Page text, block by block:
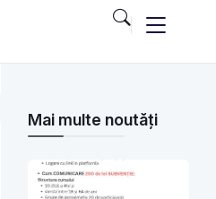
Mai multe noutăți